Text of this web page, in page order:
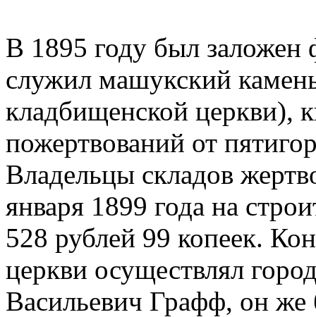
В 1895 году был заложен
служил машукский
кладбищенской церкви),
пожертвований от
Владельцы складов
января 1899 года на
528 рублей 99 копеек.
церкви осуществлял
Васильевич Графф, он же